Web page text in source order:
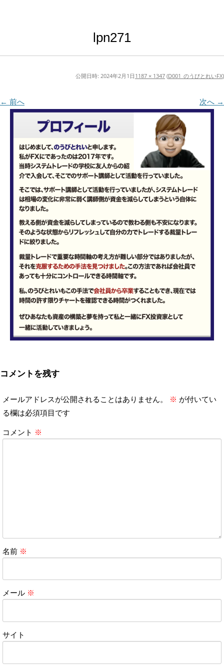
lpn271
公開日時: 2024年2月1日 1187 × 1347 (D001_のうびとれいFX)
← 前へ 次へ →
コメントを残す
メールアドレスが公開されることはありません。 ※ が付いてい
る欄は必須項目です
コメント ※
名前 ※
メール ※
サイト